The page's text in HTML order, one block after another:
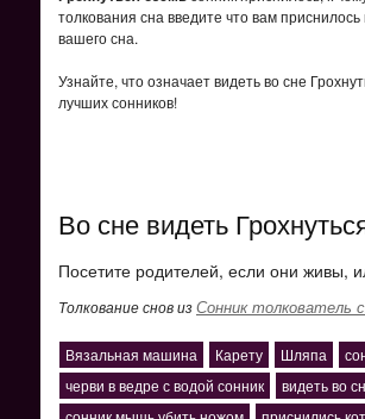
толкования сна введите что вам
вашего сна.
Узнайте, что означает видеть во сне
лучших сонников!
Во сне видеть
Посетите родителей, если они живы,
Толкование снов изСонник толкователь
Вязальная машина Карету Шляпа
черви в ведре с водой сонник
видеть во